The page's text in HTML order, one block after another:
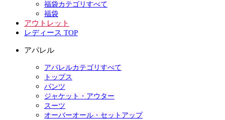
福袋カテゴリすべて
福袋
アウトレット
レディース TOP
アパレル
アパレルカテゴリすべて
トップス
パンツ
ジャケット・アウター
スーツ
オーバーオール・セットアップ